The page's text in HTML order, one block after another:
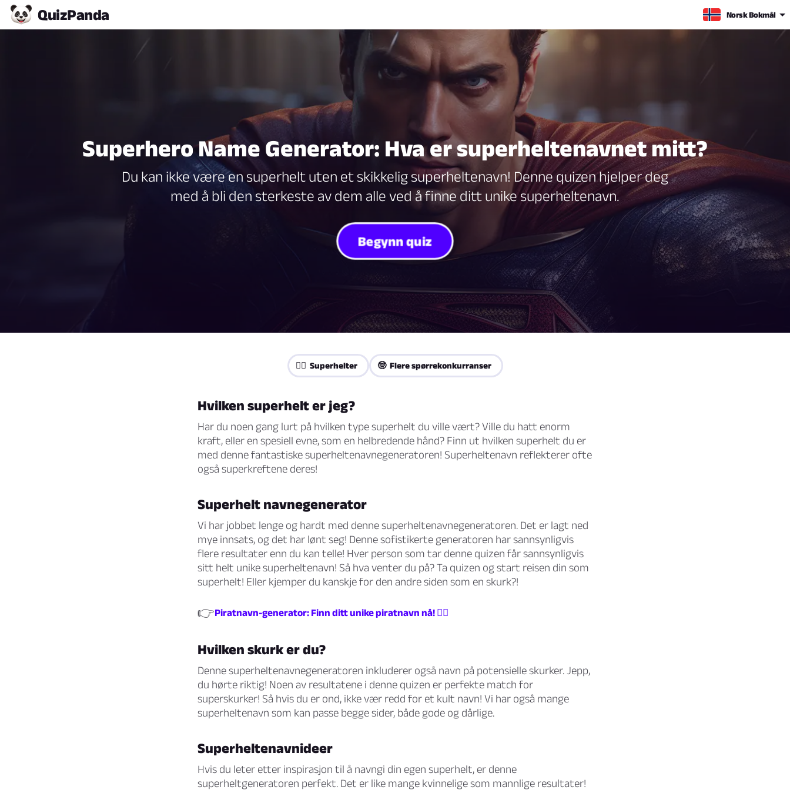
QuizPanda Norsk Bokmål
Superhero Name Generator: Hva er superheltenavnet mitt?
Du kan ikke være en superhelt uten et skikkelig superheltenavn! Denne quizen hjelper deg
med å bli den sterkeste av dem alle ved å finne ditt unike superheltenavn.
Begynn quiz
🦸‍♀️ Superhelter 🤓 Flere spørrekonkurranser
Hvilken superhelt er jeg?
Har du noen gang lurt på hvilken type superhelt du ville vært? Ville du hatt enorm
kraft, eller en spesiell evne, som en helbredende hånd? Finn ut hvilken superhelt du er
med denne fantastiske superheltenavnegeneratoren! Superheltenavn reflekterer ofte
også superkreftene deres!
Superhelt navnegenerator
Vi har jobbet lenge og hardt med denne superheltenavnegeneratoren. Det er lagt ned
mye innsats, og det har lønt seg! Denne sofistikerte generatoren har sannsynligvis
flere resultater enn du kan telle! Hver person som tar denne quizen får sannsynligvis
sitt helt unike superheltenavn! Så hva venter du på? Ta quizen og start reisen din som
superhelt! Eller kjemper du kanskje for den andre siden som en skurk?!
👉 Piratnavn-generator: Finn ditt unike piratnavn nå! 🏴‍☠️
Hvilken skurk er du?
Denne superheltenavnegeneratoren inkluderer også navn på potensielle skurker. Jepp,
du hørte riktig! Noen av resultatene i denne quizen er perfekte match for
superskurker! Så hvis du er ond, ikke vær redd for et kult navn! Vi har også mange
superheltenavn som kan passe begge sider, både gode og dårlige.
Superheltenavnideer
Hvis du leter etter inspirasjon til å navngi din egen superhelt, er denne
superheltgeneratoren perfekt. Det er like mange kvinnelige som mannlige resultater!